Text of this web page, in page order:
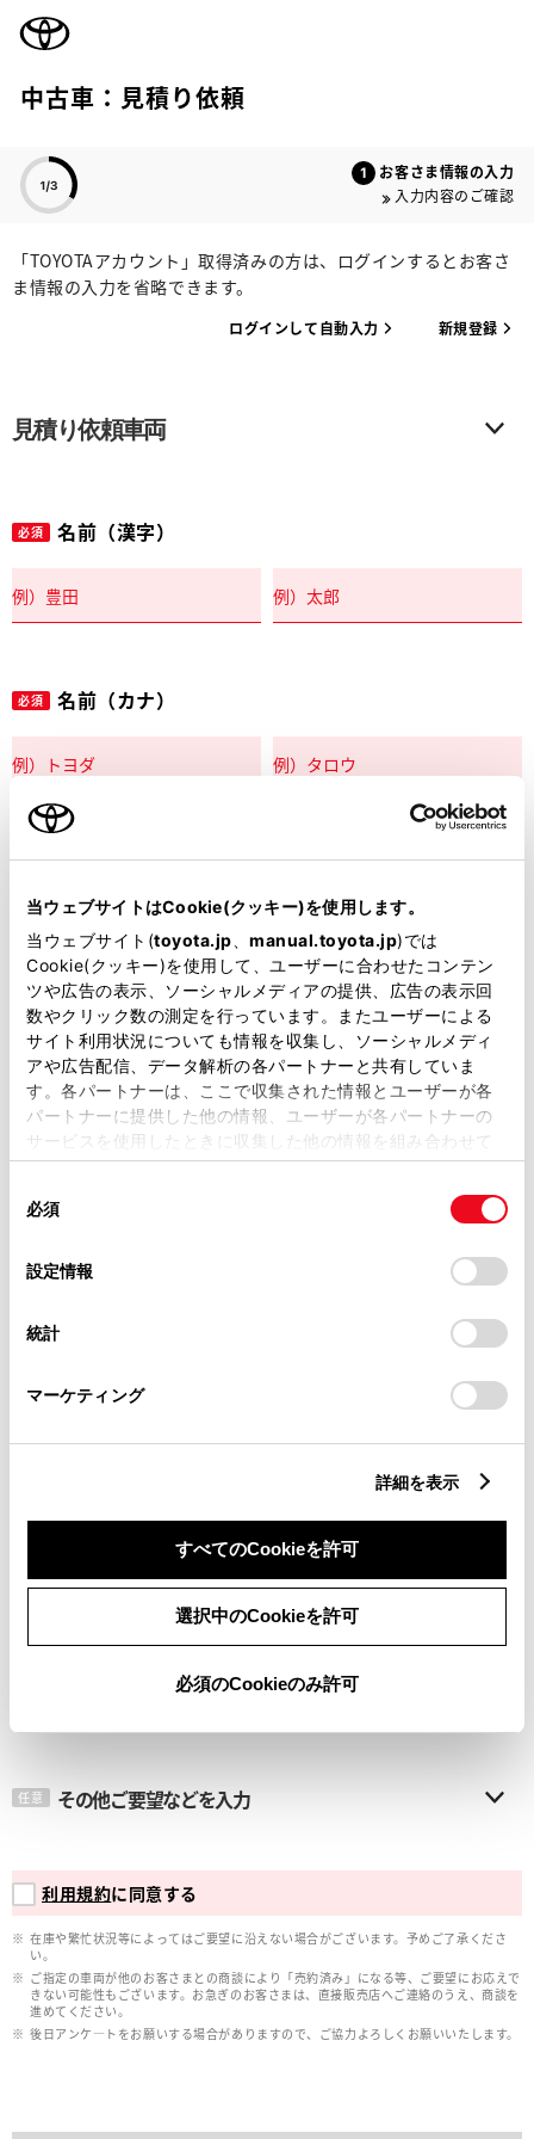
当ウェブサイトはCookie(クッキー)を使用します。
当ウェブサイト(toyota.jp manual.toyota.jp)では
Cookie(クッキー)を使用して、ユーザーに合わせたコンテン
ツや広告の表示、ソーシャルメディアの提供、広告の表示回
数やクリック数の測定を行っています。またユーザーによる
サイト利用状況についても情報を収集し、ソーシャルメディ
アや広告配信、データ解析の各パートナーと共有していま
す。各パートナーは、ここで収集された情報とユーザーが各
パートナーに提供した他の情報、ユーザーが各パートナーの
サービスを使用したときに収集した他の情報を組み合わせて
使用することがあります。当ウェブサイトの使用を続行する
デバイスにすべてのCookie(クッキー)が保存されることに同
意したことになります。Cookie(クッキー)のオプトアウト、
設定の変更、同意を撤回したりするにあたっては、当社の
「Cookie（クッキー）情報の取り扱いについて
」をご覧くだ
必須
設定情報
統計
マーケティング
詳細を表示
すべてのCookieを許可
選択中のCookieを許可
必須のCookieのみ許可
中古車：見積り依頼
お客さま情報の入力
入力内容のご確認
「TOYOTAアカウント」取得済みの方は、ログインするとお客さ
ま情報の入力を省略できます。
ログインして自動入力 新規登録
見積り依頼車両
必須 名前（漢字）
必須 名前（カナ）
郵便番号
住所自動入力
必須 都道府県
市区町村名
メールアドレス
任意 その他ご要望などを入力
利用規約に同意する
在庫や繁忙状況等によってはご要望に沿えない場合がございます。予めご了承くださ
い。
ご指定の車両が他のお客さまとの商談により「売約済み」になる等、ご要望にお応えで
きない可能性もございます。お急ぎのお客さまは、直接販売店へご連絡のうえ、商談を
進めてください。
後日アンケ―トをお願いする場合がありますので、ご協力よろしくお願いいたします。